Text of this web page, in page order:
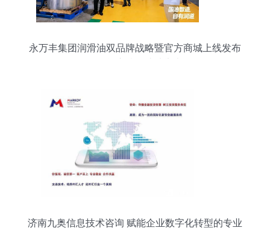
永万丰集团润滑油双品牌战略暨官方商城上线发布
济南九奥信息技术咨询 赋能企业数字化转型的专业